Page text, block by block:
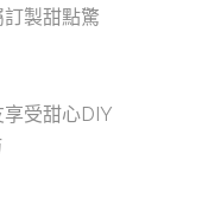
訂製甜點驚
受甜心DIY